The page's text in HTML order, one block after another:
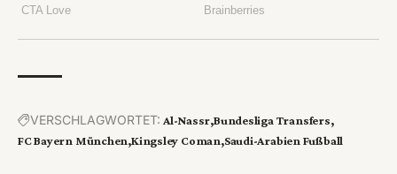
VERSCHLAGWORTET: Al-Nassr Bundesliga Transfers
FC Bayern München Kingsley Coman Saudi-Arabien Fußball